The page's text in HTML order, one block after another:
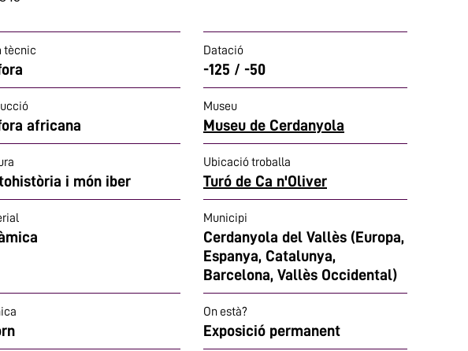
tècnic Datació
-125 / -50
africana
Museu
Museu de Cerdanyola
i món iber
Ubicació troballa
Turó de Ca n'Oliver
Municipi
Cerdanyola del Vallès (Europa,
Espanya, Catalunya,
Barcelona, Vallès Occidental)
On està?
Exposició permanent